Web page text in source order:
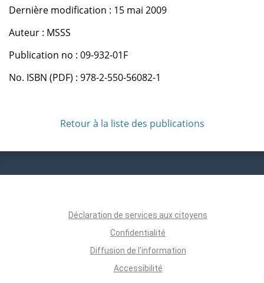
Dernière modification : 15 mai 2009
Auteur : MSSS
Publication no : 09-932-01F
No. ISBN (PDF) : 978-2-550-56082-1
Retour à la liste des publications
Déclaration de services aux citoyens
Confidentialité
Diffusion de l'information
Accessibilité